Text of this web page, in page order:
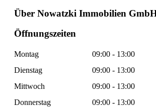
Über Nowatzki Immobilien
Öffnungszeiten
Montag
09:00 - 13:00
Dienstag
09:00 - 13:00
Mittwoch
09:00 - 13:00
Donnerstag
09:00 - 13:00